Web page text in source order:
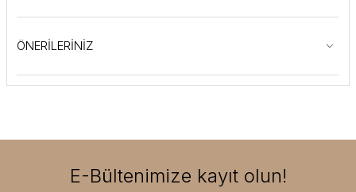
ÖNERİLERİNİZ
E-Bültenimize kayıt olun!